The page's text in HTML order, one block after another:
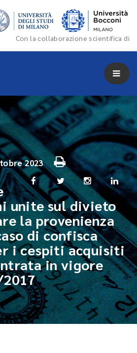
Con la collaborazione scientifica di
2023
unite sul divieto
la provenienza
di confisca
i cespiti acquisiti
in vigore